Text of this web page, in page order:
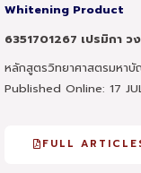
Whitening Product
6351701267 เปรมิกา
หลักสูตรวิทยาศาสตรมหาบั
Published Online: 17
FULL